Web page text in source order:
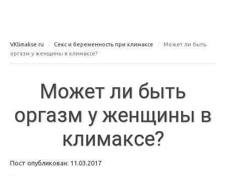
VKlimakse.ru Секс и беременность при климаксе
Может ли быть
оргазм у женщины в климаксе?
Может ли быть
оргазм у женщины в
климаксе?
Пост опубликован: 11.03.2017